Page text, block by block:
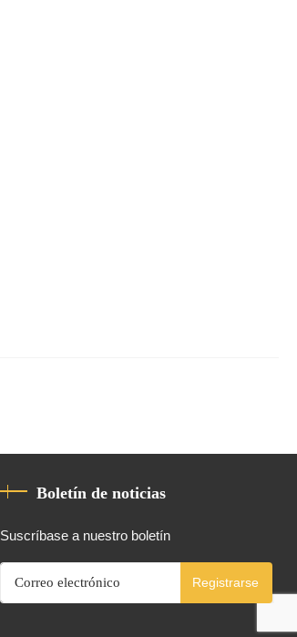
Boletín de noticias
Suscríbase a nuestro boletín
Registrarse